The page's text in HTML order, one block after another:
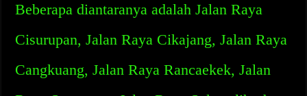
Beberapa diantaranya adalah Jalan Raya
Cisurupan, Jalan Raya Cikajang, Jalan Raya
Cangkuang, Jalan Raya Rancaekek, Jalan